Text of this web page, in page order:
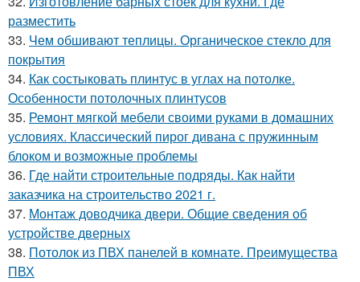
разместить
33. Чем обшивают теплицы. Органическое стекло для
покрытия
34. Как состыковать плинтус в углах на потолке.
Особенности потолочных плинтусов
35. Ремонт мягкой мебели своими руками в домашних
условиях. Классический пирог дивана с пружинным
блоком и возможные проблемы
36. Где найти строительные подряды. Как найти
заказчика на строительство 2021 г.
37. Монтаж доводчика двери. Общие сведения об
устройстве дверных
38. Потолок из ПВХ панелей в комнате. Преимущества
ПВХ